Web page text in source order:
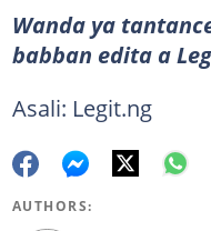
Wanda ya
babban edita a
Asali: Legit.ng
AUTHORS: